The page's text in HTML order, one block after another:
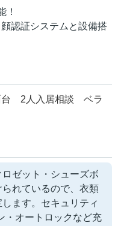
！
認証システムと設備搭
2人入居相談
ベラ
ゼット・シューズボ
れているので、衣類
ます。セキュリティ
・オートロックなど充